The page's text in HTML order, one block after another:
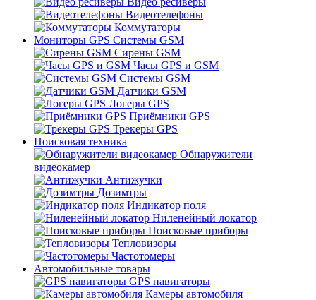
Видеотелефоны
Коммутаторы
Мониторы GPS Системы GSM
Сирены GSM
Часы GPS и GSM
Системы GSM
Датчики GSM
Логеры GPS
Приёмники GPS
Трекеры GPS
Поисковая техника
Обнаружители
видеокамер
Антижучки
Дозимтры
Индикатор поля
Ниленейный локатор
Поисковые приборы
Тепловизоры
Частотомеры
Автомобильные товары
GPS навигаторы
Камеры автомобиля